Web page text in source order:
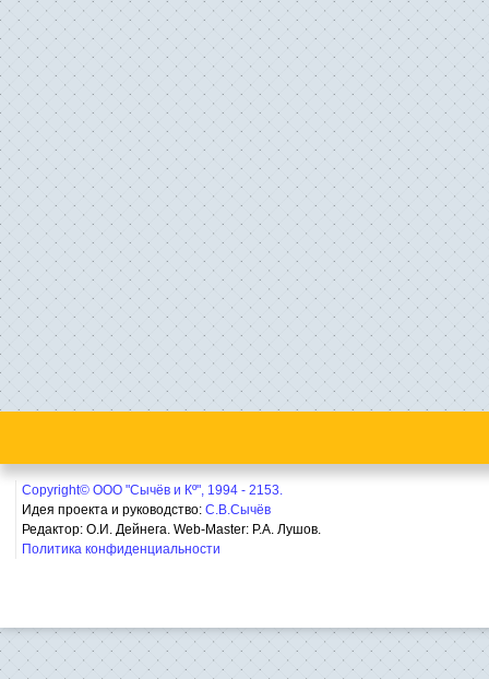
Copyright© ООО "Сычёв и Кº", 1994 - 2153.
Идея проекта и руководство: С.В.Сычёв
Редактор: О.И. Дейнега. Web-Master: Р.А. Лушов.
Политика конфиденциальности